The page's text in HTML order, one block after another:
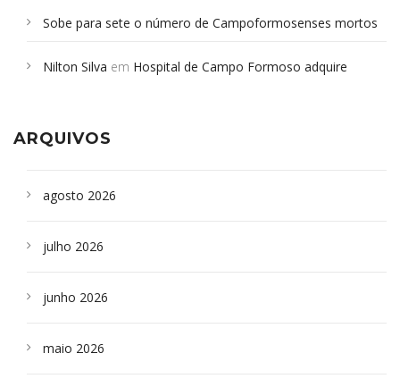
Sobe para sete o número de Campoformosenses mortos
Campoformosenses que morreram em desabamentos são
Nilton Silva em Hospital de Campo Formoso adquire
ARQUIVOS
agosto 2026
julho 2026
junho 2026
maio 2026